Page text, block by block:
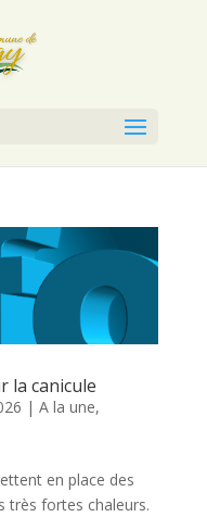
la canicule
| A la une,
en place des
très fortes chaleurs.